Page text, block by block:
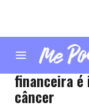
Outubro
financeira
câncer